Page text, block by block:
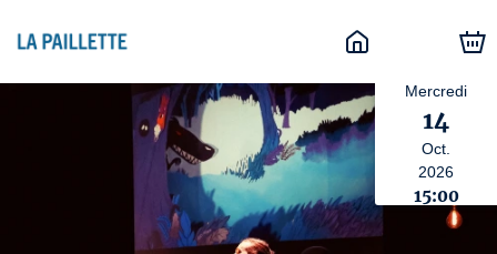
Mercredi
14
Oct.
2026
15:00